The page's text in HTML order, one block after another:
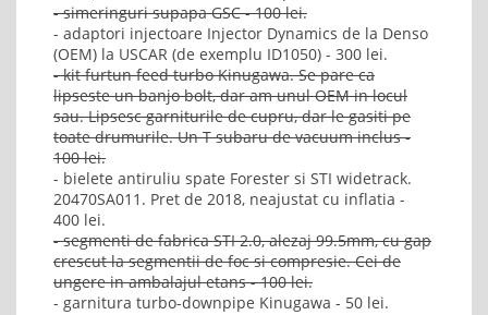
- simeringuri supapa GSC - 100 lei.
- adaptori injectoare Injector Dynamics de la Denso
(OEM) la USCAR (de exemplu ID1050) - 300 lei.
- kit furtun feed turbo Kinugawa. Se pare ca
lipseste un banjo bolt, dar am unul OEM in locul
sau. Lipsesc garniturile de cupru, dar le gasiti pe
toate drumurile. Un T subaru de vacuum inclus -
100 lei.
- bielete antiruliu spate Forester si STI widetrack.
20470SA011. Pret de 2018, neajustat cu inflatia -
400 lei.
- segmenti de fabrica STI 2.0, alezaj 99.5mm, cu gap
crescut la segmentii de foc si compresie. Cei de
ungere in ambalajul etans - 100 lei.
- garnitura turbo-downpipe Kinugawa - 50 lei.